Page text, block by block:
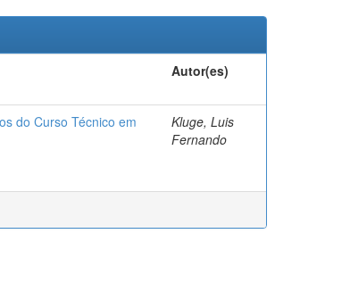
Autor(es)
do Curso Técnico em
Kluge, Luis
Fernando